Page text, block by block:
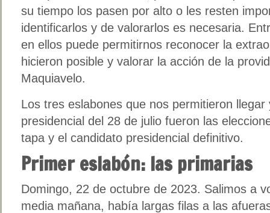
su tiempo los pasen por alto o les resten
identificarlos y de valorarlos es necesaria.
en ellos puede permitirnos reconocer la
hicieron posible y valorar la acción de la
Maquiavelo.
Los tres eslabones que nos permitieron llegar
presidencial del 28 de julio fueron las
tapa y el candidato presidencial definitivo.
Primer eslabón: las primarias
Domingo, 22 de octubre de 2023. Salimos a
media mañana, había largas filas a las